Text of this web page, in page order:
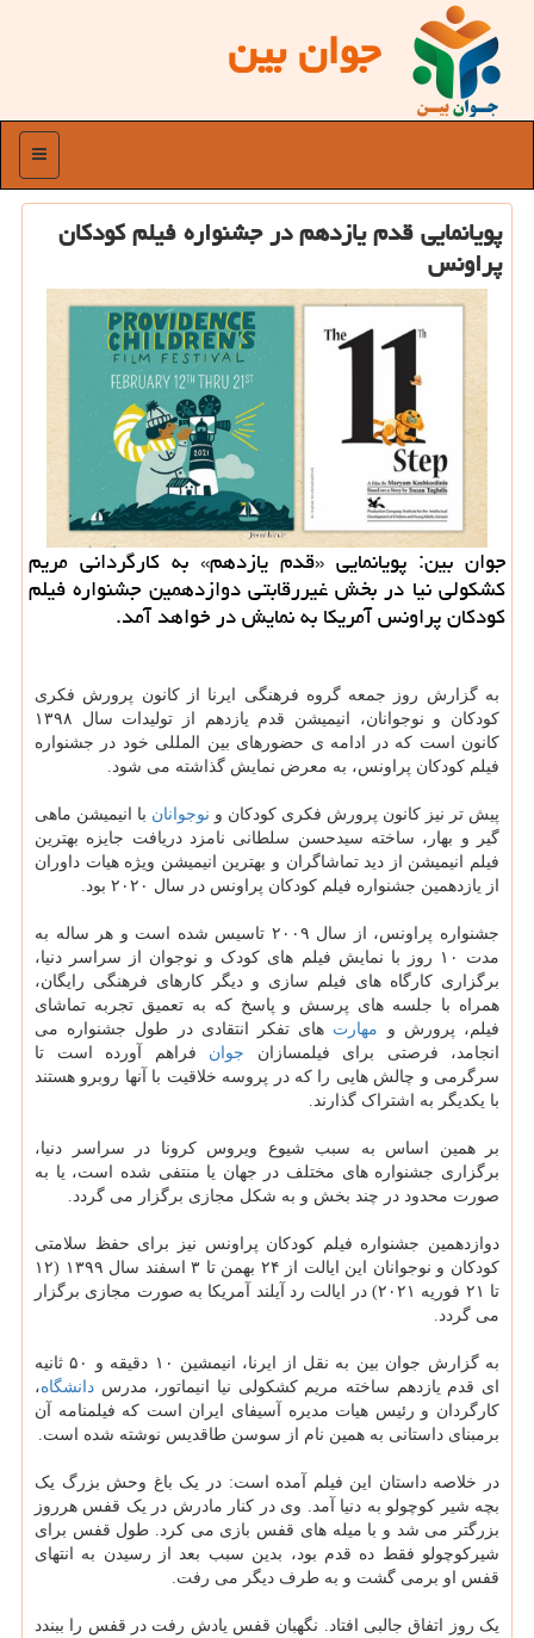
جوان بین
منو
پویانمایی قدم یازدهم در جشنواره فیلم كودكان
پراونس
جوان بین: پویانمایی «قدم یازدهم» به کارگردانی مریم
کشکولی نیا در بخش غیررقابتی دوازدهمین جشنواره فیلم
کودکان پراونس آمریکا به نمایش در خواهد آمد.
به گزارش روز جمعه گروه فرهنگی ایرنا از کانون پرورش فکری
کودکان و نوجوانان، انیمیشن قدم یازدهم از تولیدات سال ۱۳۹۸
کانون است که در ادامه ی حضورهای بین المللی خود در جشنواره
فیلم کودکان پراونس، به معرض نمایش گذاشته می شود.
پیش تر نیز کانون پرورش فکری کودکان و نوجوانان با انیمیشن ماهی
گیر و بهار، ساخته سیدحسن سلطانی نامزد دریافت جایزه بهترین
فیلم انیمیشن از دید تماشاگران و بهترین انیمیشن ویژه هیات داوران
از یازدهمین جشنواره فیلم کودکان پراونس در سال ۲۰۲۰ بود.
جشنواره پراونس، از سال ۲۰۰۹ تاسیس شده است و هر ساله به
مدت ۱۰ روز با نمایش فیلم های کودک و نوجوان از سراسر دنیا،
برگزاری کارگاه های فیلم سازی و دیگر کارهای فرهنگی رایگان،
همراه با جلسه های پرسش و پاسخ که به تعمیق تجربه تماشای
فیلم، پرورش و مهارت های تفکر انتقادی در طول جشنواره می
انجامد، فرصتی برای فیلمسازان جوان فراهم آورده است تا
سرگرمی و چالش هایی را که در پروسه خلاقیت با آنها روبرو هستند
با یکدیگر به اشتراک گذارند.
بر همین اساس به سبب شیوع ویروس کرونا در سراسر دنیا،
برگزاری جشنواره های مختلف در جهان یا منتفی شده است، یا به
صورت محدود در چند بخش و به شکل مجازی برگزار می گردد.
دوازدهمین جشنواره فیلم کودکان پراونس نیز برای حفظ سلامتی
کودکان و نوجوانان این ایالت از ۲۴ بهمن تا ۳ اسفند سال ۱۳۹۹ (۱۲
تا ۲۱ فوریه ۲۰۲۱) در ایالت رد آیلند آمریکا به صورت مجازی برگزار
می گردد.
به گزارش جوان بین به نقل از ایرنا، انیمشین ۱۰ دقیقه و ۵۰ ثانیه
ای قدم یازدهم ساخته مریم کشکولی نیا انیماتور، مدرس دانشگاه،
کارگردان و رئیس هیات مدیره آسیفای ایران است که فیلمنامه آن
برمبنای داستانی به همین نام از سوسن طاقدیس نوشته شده است.
در خلاصه داستان این فیلم آمده است: در یک باغ وحش بزرگ یک
بچه شیر کوچولو به دنیا آمد. وی در کنار مادرش در یک قفس هرروز
بزرگتر می شد و با میله های قفس بازی می کرد. طول قفس برای
شیرکوچولو فقط ده قدم بود، بدین سبب بعد از رسیدن به انتهای
قفس او برمی گشت و به طرف دیگر می رفت.
یک روز اتفاق جالبی افتاد. نگهبان قفس یادش رفت در قفس را ببندد